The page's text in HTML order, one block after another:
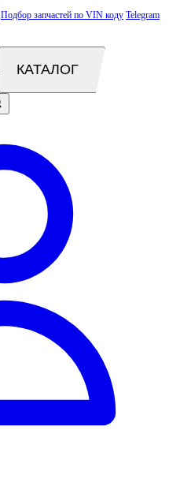
Подбор запчастей по VIN коду Telegram
КАТАЛОГ